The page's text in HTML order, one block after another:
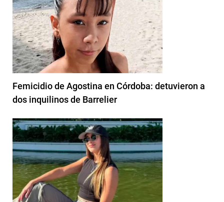
Femicidio de Agostina en Córdoba: detuvieron a
dos inquilinos de Barrelier